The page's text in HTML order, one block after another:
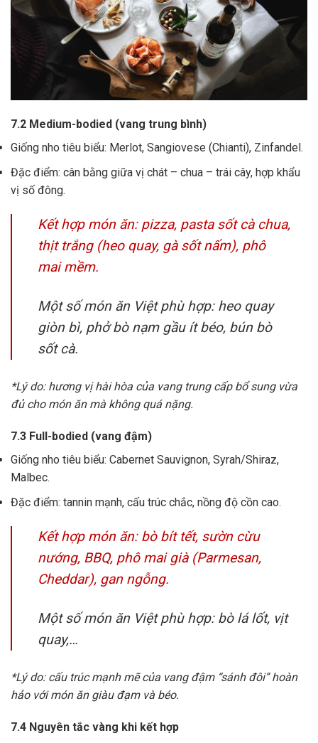
7.2 Medium-bodied (vang trung bình)
Giống nho tiêu biểu: Merlot, Sangiovese (Chianti), Zinfandel.
Đặc điểm: cân bằng giữa vị chát – chua – trái cây, hợp khẩu
vị số đông.
Kết hợp món ăn: pizza, pasta sốt cà chua,
thịt trắng (heo quay, gà sốt nấm), phô
mai mềm.
Một số món ăn Việt phù hợp: heo quay
giòn bì, phở bò nạm gầu ít béo, bún bò
sốt cà.
*Lý do: hương vị hài hòa của vang trung cấp bổ sung vừa
đủ cho món ăn mà không quá nặng.
7.3 Full-bodied (vang đậm)
Giống nho tiêu biểu: Cabernet Sauvignon, Syrah/Shiraz,
Malbec.
Đặc điểm: tannin mạnh, cấu trúc chắc, nồng độ cồn cao.
Kết hợp món ăn: bò bít tết, sườn cừu
nướng, BBQ, phô mai già (Parmesan,
Cheddar), gan ngỗng.
Một số món ăn Việt phù hợp: bò lá lốt, vịt
quay,…
*Lý do: cấu trúc mạnh mẽ của vang đậm “sánh đôi” hoàn
hảo với món ăn giàu đạm và béo.
7.4 Nguyên tắc vàng khi kết hợp